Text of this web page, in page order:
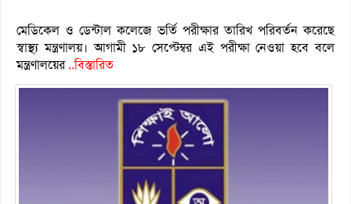
মেডিকেল ও ডেন্টাল কলেজে ভর্তি পরীক্ষার তারিখ পরিবর্তন করেছে
স্বাস্থ্য মন্ত্রণালয়। আগামী ১৮ সেপ্টেম্বর এই পরীক্ষা নেওয়া হবে বলে
মন্ত্রণালয়ের..বিস্তারিত